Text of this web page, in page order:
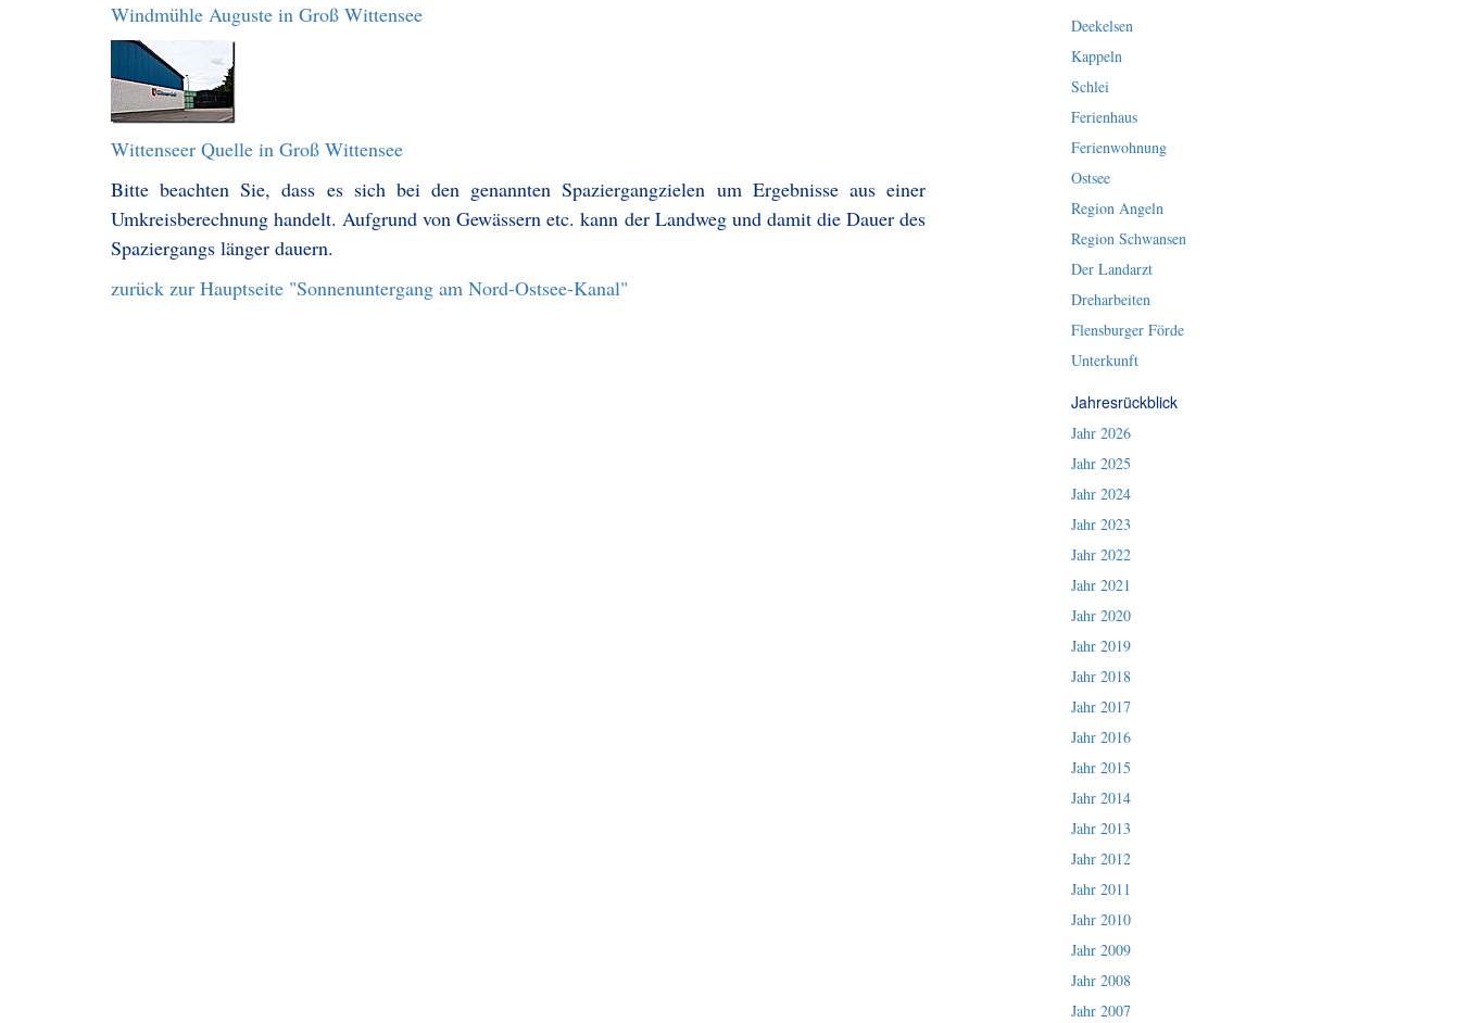
Windmühle Auguste in Groß Wittensee
Wittenseer Quelle in Groß Wittensee
Bitte beachten Sie, dass es sich bei den genannten Spaziergangzielen um Ergebnisse aus einer
Umkreisberechnung handelt. Aufgrund von Gewässern etc. kann der Landweg und damit die Dauer des
Spaziergangs länger dauern.
zurück zur Hauptseite "Sonnenuntergang am Nord-Ostsee-Kanal"
Deekelsen
Kappeln
Schlei
Ferienhaus
Ferienwohnung
Ostsee
Region Angeln
Region Schwansen
Der Landarzt
Dreharbeiten
Flensburger Förde
Unterkunft
Jahresrückblick
Jahr 2026
Jahr 2025
Jahr 2024
Jahr 2023
Jahr 2022
Jahr 2021
Jahr 2020
Jahr 2019
Jahr 2018
Jahr 2017
Jahr 2016
Jahr 2015
Jahr 2014
Jahr 2013
Jahr 2012
Jahr 2011
Jahr 2010
Jahr 2009
Jahr 2008
Jahr 2007